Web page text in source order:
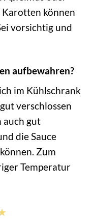
können
vorsichtig und
aufbewahren?
im Kühlschrank
verschlossen
auch gut
die Sauce
Zum
Temperatur